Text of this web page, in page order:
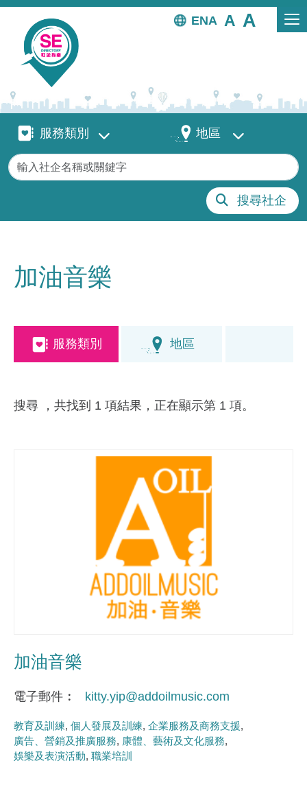
移至主內容
EN
服務類別服務類別 地區 地區
關鍵字
搜尋社企
加油音樂
服務類別 地區
搜尋 ，共找到 1 項結果，正在顯示第 1 項。
加油音樂
電子郵件 kitty.yip@addoilmusic.com
教育及訓練 個人發展及訓練 企業服務及商務支援
廣告、營銷及推廣服務
康體、藝術及文化服務
娛樂及表演活動 職業培訓